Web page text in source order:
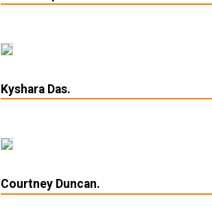
Kyshara Das.
Courtney Duncan.